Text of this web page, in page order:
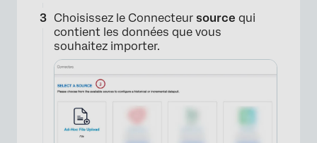
Choisissez le Connecteur source qui
contient les données que vous
souhaitez importer.